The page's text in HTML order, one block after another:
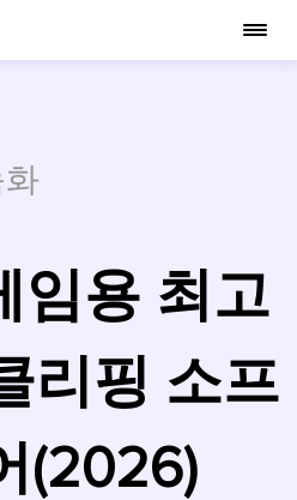
화
임용 최고
리핑 소프
(2026)